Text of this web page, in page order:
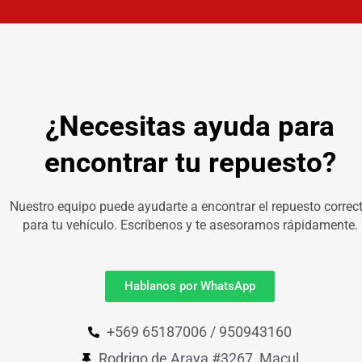
¿Necesitas ayuda para
encontrar tu repuesto?
Nuestro equipo puede ayudarte a encontrar el repuesto
para tu vehículo. Escríbenos y te asesoramos rápidamente.
Hablanos por WhatsApp
+569 65187006 / 950943160
Rodrigo de Araya #3267, Macul